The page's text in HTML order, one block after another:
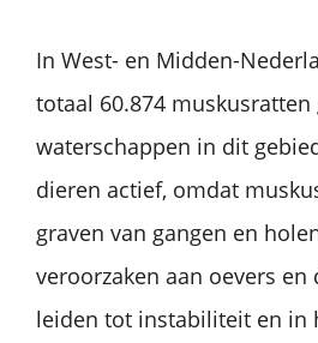
In West- en Midden-
totaal 60.874 muskusratten
waterschappen in dit
dieren actief, omdat
graven van gangen en
veroorzaken aan oevers en
leiden tot instabiliteit en in